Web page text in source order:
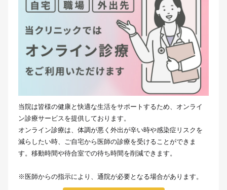
当院は皆様の健康と快適な生活をサポートするため、オンライ
ン診療サービスを提供しております。
オンライン診療は、体調が悪く外出が辛い時や感染症リスクを
減らしたい時、ご自宅から医師の診療を受けることができま
す。移動時間や待合室での待ち時間を削減できます。
※医師からの指示により、通院が必要となる場合があります。